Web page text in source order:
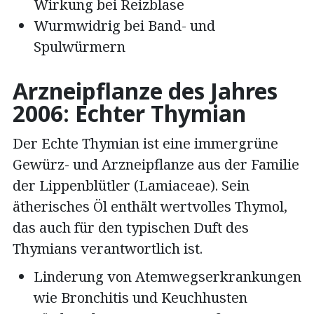
Wirkung bei Reizblase
Wurmwidrig bei Band- und
Spulwürmern
Arzneipflanze des Jahres
2006: Echter Thymian
Der Echte Thymian ist eine immergrüne
Gewürz- und Arzneipflanze aus der Familie
der Lippenblütler (Lamiaceae). Sein
ätherisches Öl enthält wertvolles Thymol,
das auch für den typischen Duft des
Thymians verantwortlich ist.
Linderung von Atemwegserkrankungen
wie Bronchitis und Keuchhusten